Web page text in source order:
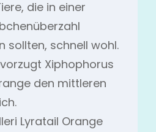
die in einer
sollten, schnell wohl.
Xiphophorus
den mittleren
Lyratail Orange